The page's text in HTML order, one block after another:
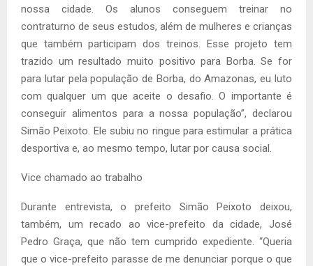
nossa cidade. Os alunos conseguem treinar no
contraturno de seus estudos, além de mulheres e crianças
que também participam dos treinos. Esse projeto tem
trazido um resultado muito positivo para Borba. Se for
para lutar pela população de Borba, do Amazonas, eu luto
com qualquer um que aceite o desafio. O importante é
conseguir alimentos para a nossa população”, declarou
Simão Peixoto. Ele subiu no ringue para estimular a prática
desportiva e, ao mesmo tempo, lutar por causa social.
Vice chamado ao trabalho
Durante entrevista, o prefeito Simão Peixoto deixou,
também, um recado ao vice-prefeito da cidade, José
Pedro Graça, que não tem cumprido expediente. “Queria
que o vice-prefeito parasse de me denunciar porque o que